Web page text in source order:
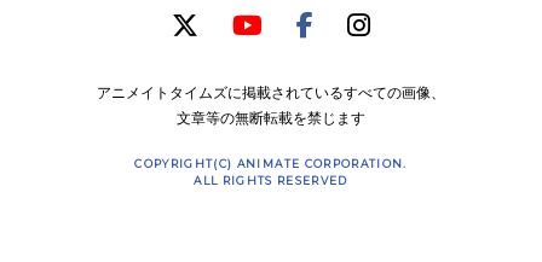
アニメイトタイムズに掲載されているすべての画像、
文章等の無断転載を禁じます
COPYRIGHT(C) ANIMATE CORPORATION.
ALL RIGHTS RESERVED